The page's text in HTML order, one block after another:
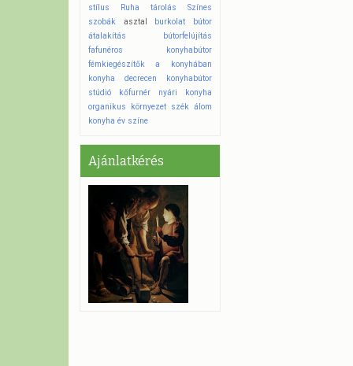
stílus
Ruha tárolás
Színes
szobák
asztal burkolat
bútor
átalakítás
bútorfelújítás
fafunéros konyhabútor
fémkiegészítők a konyhában
konyha decrecen
konyhabútor
stúdió
kőfurnér
nyári konyha
organikus környezet szék álom
konyha év színe
Ajánlatkérés